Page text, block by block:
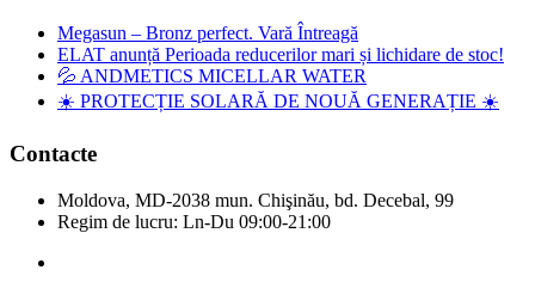
Megasun – Bronz perfect. Vară Întreagă
ELAT anunță Perioada reducerilor mari și lichidare de stoc!
💦 ANDMETICS MICELLAR WATER
☀️ PROTECȚIE SOLARĂ DE NOUĂ GENERAȚIE ☀️
Contacte
Moldova, MD-2038 mun. Chişinău, bd. Decebal, 99
Regim de lucru: Ln-Du 09:00-21:00